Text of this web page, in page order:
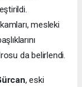
mesleki
da belirlendi.
, eski